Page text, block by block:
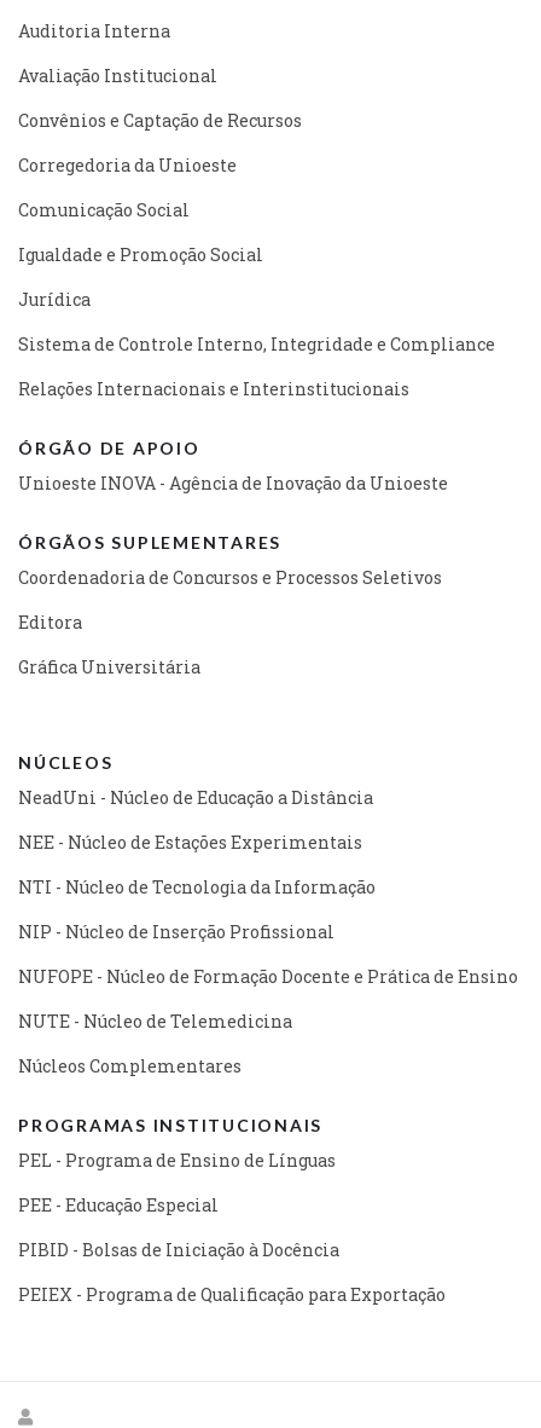
Auditoria Interna
Avaliação Institucional
Convênios e Captação de Recursos
Corregedoria da Unioeste
Comunicação Social
Igualdade e Promoção Social
Jurídica
Sistema de Controle Interno, Integridade e Compliance
Relações Internacionais e Interinstitucionais
ÓRGÃO DE APOIO
Unioeste INOVA - Agência de Inovação da Unioeste
ÓRGÃOS SUPLEMENTARES
Coordenadoria de Concursos e Processos Seletivos
Editora
Gráfica Universitária
NÚCLEOS
NeadUni - Núcleo de Educação a Distância
NEE - Núcleo de Estações Experimentais
NTI - Núcleo de Tecnologia da Informação
NIP - Núcleo de Inserção Profissional
NUFOPE - Núcleo de Formação Docente e Prática de Ensino
NUTE - Núcleo de Telemedicina
Núcleos Complementares
PROGRAMAS INSTITUCIONAIS
PEL - Programa de Ensino de Línguas
PEE - Educação Especial
PIBID - Bolsas de Iniciação à Docência
PEIEX - Programa de Qualificação para Exportação